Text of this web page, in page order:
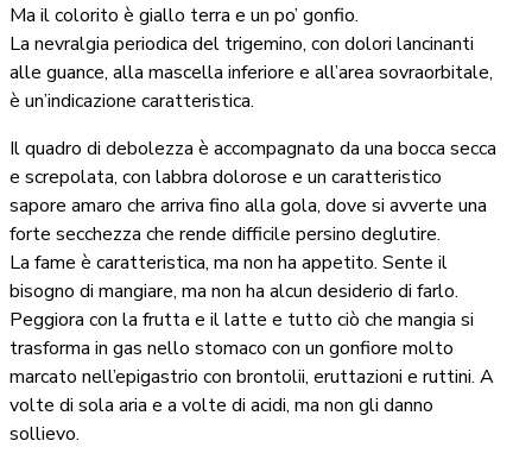
Ma il colorito è giallo terra e un po’ gonfio.
La nevralgia periodica del trigemino, con dolori lancinanti
alle guance, alla mascella inferiore e all’area sovraorbitale,
è un’indicazione caratteristica.
Il quadro di debolezza è accompagnato da una bocca secca
e screpolata, con labbra dolorose e un caratteristico
sapore amaro che arriva fino alla gola, dove si avverte una
forte secchezza che rende difficile persino deglutire.
La fame è caratteristica, ma non ha appetito. Sente il
bisogno di mangiare, ma non ha alcun desiderio di farlo.
Peggiora con la frutta e il latte e tutto ciò che mangia si
trasforma in gas nello stomaco con un gonfiore molto
marcato nell’epigastrio con brontolii, eruttazioni e ruttini. A
volte di sola aria e a volte di acidi, ma non gli danno
sollievo.